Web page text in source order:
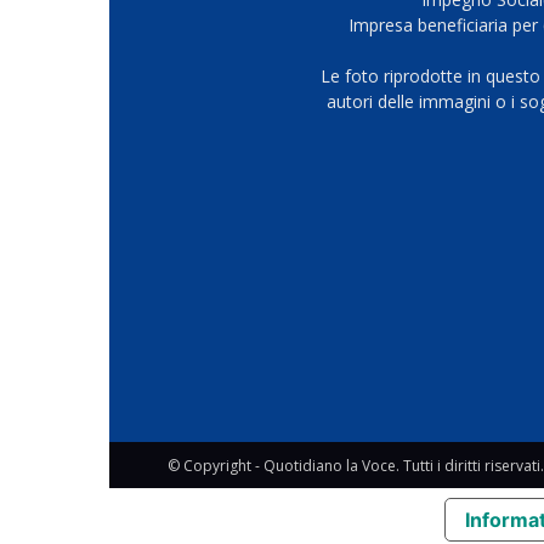
Impresa beneficiaria
Le foto riprodotte in
autori delle immagini o i
© Copyright - Quotidiano la Voce. Tutti i diritti riservati.